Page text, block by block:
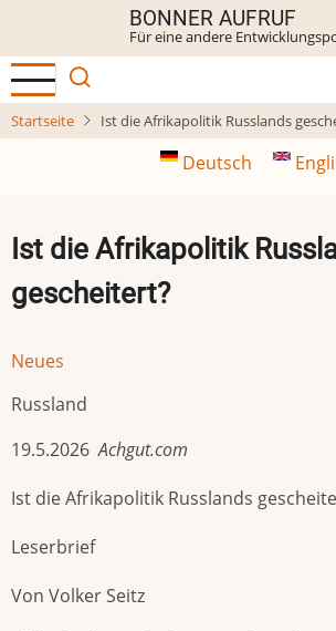
Inhalt
BONNER AUFRUF
Für eine andere
Startseite Ist die Afrikapolitik Russlands
Deutsch
Ist die Afrikapolitik
gescheitert?
Neues
Russland
19.5.2026 Achgut.com
Ist die Afrikapolitik Russlands
Leserbrief
Von Volker Seitz